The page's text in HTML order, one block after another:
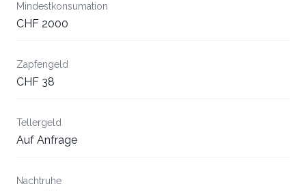
Mindestkonsumation
CHF 2000
Zapfengeld
CHF 38
Tellergeld
Auf Anfrage
Nachtruhe